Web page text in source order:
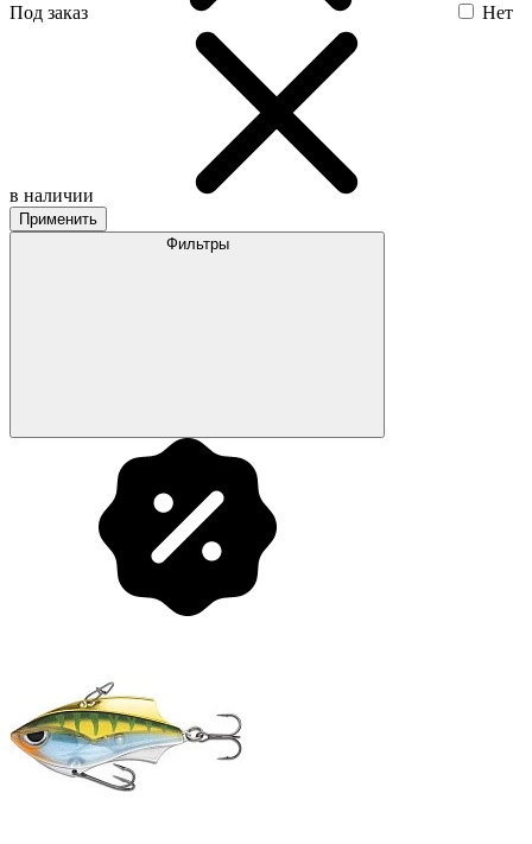
Под заказ Нет
в наличии
Применить
Фильтры